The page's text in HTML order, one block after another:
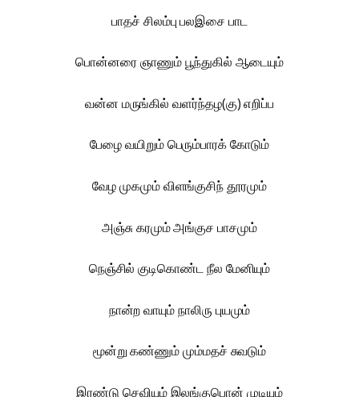
பாதச் சிலம்பு பலஇசை பாட
பொன்னரை ஞாணும் பூந்துகில் ஆடையும்
வன்ன மருங்கில் வளர்ந்தழ(கு) எறிப்ப
பேழை வயிறும் பெரும்பாரக் கோடும்
வேழ முகமும் விளங்குசிந் தூரமும்
அஞ்சு கரமும் அங்குச பாசமும்
நெஞ்சில் குடிகொண்ட நீல மேனியும்
நான்ற வாயும் நாலிரு புயமும்
மூன்று கண்ணும் மும்மதச் சுவடும்
இரண்டு செவியும் இலங்குபொன் முடியும்